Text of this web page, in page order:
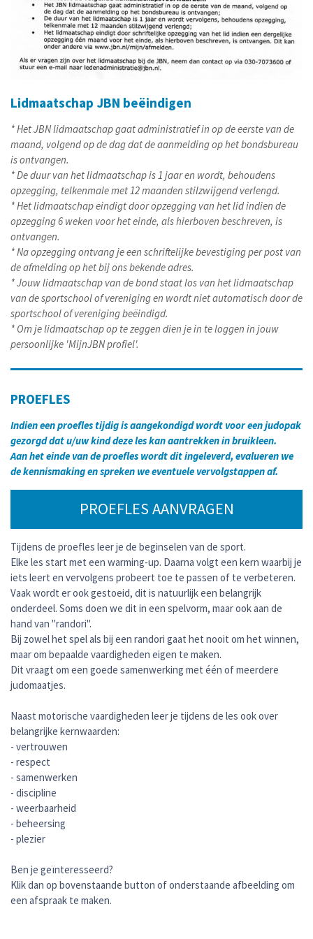
Lidmaatschap JBN beëindigen
* Het JBN lidmaatschap gaat administratief in op de eerste van de
maand, volgend op de dag dat de aanmelding op het bondsbureau
is ontvangen.
* De duur van het lidmaatschap is 1 jaar en wordt, behoudens
opzegging, telkenmale met 12 maanden stilzwijgend verlengd.
* Het lidmaatschap eindigt door opzegging van het lid indien de
opzegging 6 weken voor het einde, als hierboven beschreven, is
ontvangen.
* Na opzegging ontvang je een schriftelijke bevestiging per post van
de afmelding op het bij ons bekende adres.
* Jouw lidmaatschap van de bond staat los van het lidmaatschap
van de sportschool of vereniging en wordt niet automatisch door de
sportschool of vereniging beëindigd.
* Om je lidmaatschap op te zeggen dien je in te loggen in jouw
persoonlijke 'MijnJBN profiel'.
PROEFLES
Indien een proefles tijdig is aangekondigd wordt voor een judopak
gezorgd dat u/uw kind deze les kan aantrekken in bruikleen.
Aan het einde van de proefles wordt dit ingeleverd, evalueren we
de kennismaking en spreken we eventuele vervolgstappen af.
PROEFLES AANVRAGEN
Tijdens de proefles leer je de beginselen van de sport.
Elke les start met een warming-up. Daarna volgt een kern waarbij je
iets leert en vervolgens probeert toe te passen of te verbeteren.
Vaak wordt er ook gestoeid, dit is natuurlijk een belangrijk
onderdeel. Soms doen we dit in een spelvorm, maar ook aan de
hand van "randori".
Bij zowel het spel als bij een randori gaat het nooit om het winnen,
maar om bepaalde vaardigheden eigen te maken.
Dit vraagt om een goede samenwerking met één of meerdere
judomaatjes.
Naast motorische vaardigheden leer je tijdens de les ook over
belangrijke kernwaarden:
- vertrouwen
- respect
- samenwerken
- discipline
- weerbaarheid
- beheersing
- plezier
Ben je geïnteresseerd?
Klik dan op bovenstaande button of onderstaande afbeelding om
een afspraak te maken.